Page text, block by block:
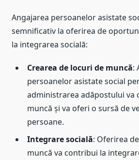
Angajarea persoanelor asistate
semnificativ la oferirea de
la integrarea socială:
Crearea de locuri de muncă:
persoanelor asistate social
administrarea adăpostului va
muncă și va oferi o sursă de
persoane.
Integrare socială: Oferirea
muncă va contribui la